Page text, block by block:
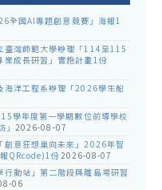
全國AI專題創意競賽」海報1
臺灣師範大學辦理「114至115
業成長研習」實施計畫1份
海洋工程系辦理「2026學生船
學年度第一學期數位前導學校
2026-08-07
創意狂想巢向未來」2026年智
QRcode)1份2026-08-07
動站」第二階段與離島場研習
06